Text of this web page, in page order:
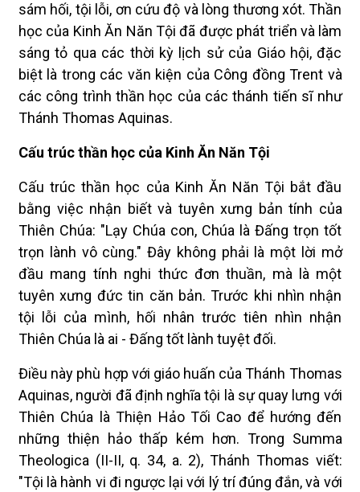
sám hối, tội lỗi, ơn cứu độ và lòng thương xót. Thần
học của Kinh Ăn Năn Tội đã được phát triển và làm
sáng tỏ qua các thời kỳ lịch sử của Giáo hội, đặc
biệt là trong các văn kiện của Công đồng Trent và
các công trình thần học của các thánh tiến sĩ như
Thánh Thomas Aquinas.
Cấu trúc thần học của Kinh Ăn Năn Tội
Cấu trúc thần học của Kinh Ăn Năn Tội bắt đầu
bằng việc nhận biết và tuyên xưng bản tính của
Thiên Chúa: "Lạy Chúa con, Chúa là Đấng trọn tốt
trọn lành vô cùng." Đây không phải là một lời mở
đầu mang tính nghi thức đơn thuần, mà là một
tuyên xưng đức tin căn bản. Trước khi nhìn nhận
tội lỗi của mình, hối nhân trước tiên nhìn nhận
Thiên Chúa là ai - Đấng tốt lành tuyệt đối.
Điều này phù hợp với giáo huấn của Thánh Thomas
Aquinas, người đã định nghĩa tội là sự quay lưng với
Thiên Chúa là Thiện Hảo Tối Cao để hướng đến
những thiện hảo thấp kém hơn. Trong Summa
Theologica (II-II, q. 34, a. 2), Thánh Thomas viết:
"Tội là hành vi đi ngược lại với lý trí đúng đắn, và với